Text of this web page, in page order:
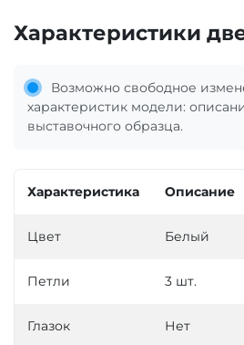
Характеристики
Возможно свободное
характеристик модели:
выставочного образца.
Характеристика Описание
Цвет Белый
Петли 3 шт.
Глазок Нет